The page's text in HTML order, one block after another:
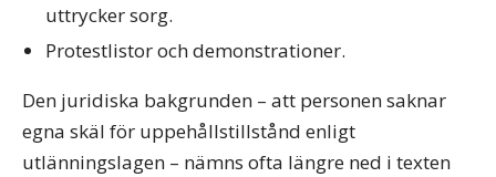
uttrycker sorg.
Protestlistor och demonstrationer.
Den juridiska bakgrunden – att personen saknar
egna skäl för uppehållstillstånd enligt
utlänningslagen – nämns ofta längre ned i texten